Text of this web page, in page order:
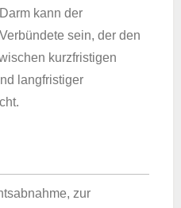
kann der
sein, der den
kurzfristigen
langfristiger
zur